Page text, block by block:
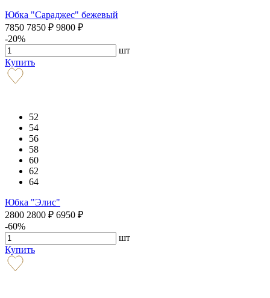
Юбка "Сараджес" бежевый
7850 7850 ₽ 9800 ₽
-20%
шт
Купить
52
54
56
58
60
62
64
Юбка "Элис"
2800 2800 ₽ 6950 ₽
-60%
шт
Купить